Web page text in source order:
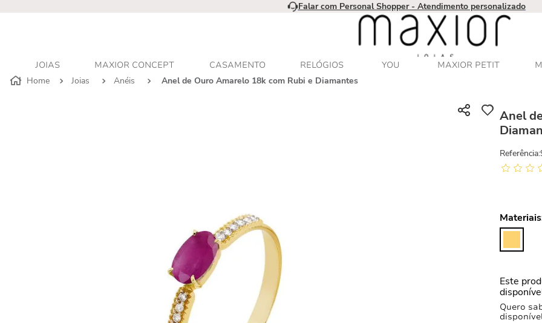
Falar com Personal Shopper - Atendimento personalizado
JOIAS MAXIOR CONCEPT CASAMENTO RELÓGIOS YOU MAXIOR PETIT
Joias
Anéis Anel de Ouro Amarelo 18k com Rubi e Diamantes
Anel
Referência:
Este
Quero